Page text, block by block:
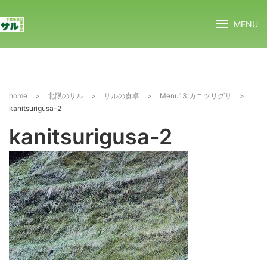
MENU
home > 北限のサル > サルの食卓 > Menu13:カニツリグサ
>
kanitsurigusa-2
kanitsurigusa-2